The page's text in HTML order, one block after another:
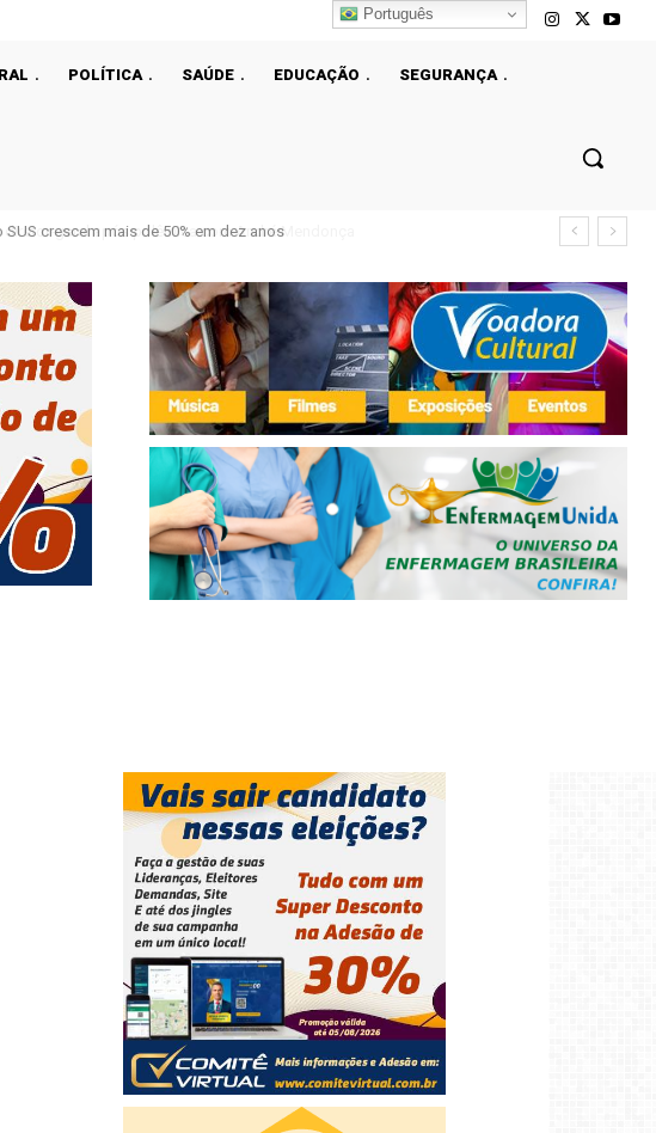
POLÍTICA SAÚDE EDUCAÇÃO
SEGURANÇA
crescem mais de 50% em dez anos
Português